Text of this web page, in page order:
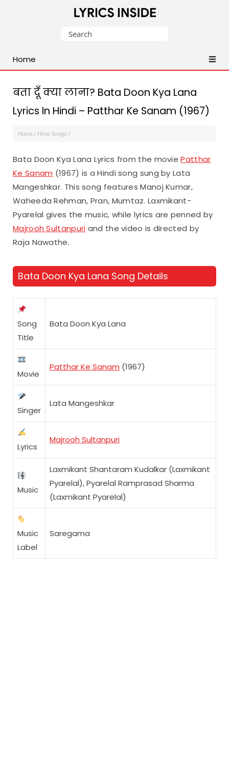
Malayalam,
English,
Songs
Lyrics
Search
Home
बता दूँ क्या लाना? Bata Doon Kya Lana
Lyrics In Hindi – Patthar Ke Sanam (1967)
Home / Hindi Songs /
Bata Doon Kya Lana Lyrics from the moviePatthar
Ke Sanam (1967) is a Hindi song sung by Lata
Mangeshkar. This song features Manoj Kumar,
Waheeda Rehman, Pran, Mumtaz. Laxmikant-
Pyarelal gives the music, while lyrics are penned by
Majrooh Sultanpuri and the video is directed by
Raja Nawathe.
Bata Doon Kya Lana Song Details
Song
Title
Bata Doon Kya Lana
Movie
Patthar Ke Sanam (1967)
Singer
Lata Mangeshkar
Lyrics
Majrooh Sultanpuri
Music
Laxmikant Shantaram Kudalkar (Laxmikant
Pyarelal), Pyarelal Ramprasad Sharma
(Laxmikant Pyarelal)
Music
Label
Saregama